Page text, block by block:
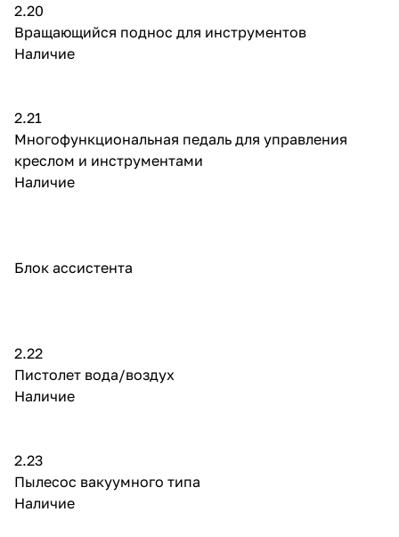
2.20
Вращающийся поднос для инструментов
Наличие
2.21
Многофункциональная педаль для управления
креслом и инструментами
Наличие
Блок ассистента
2.22
Пистолет вода/воздух
Наличие
2.23
Пылесос вакуумного типа
Наличие